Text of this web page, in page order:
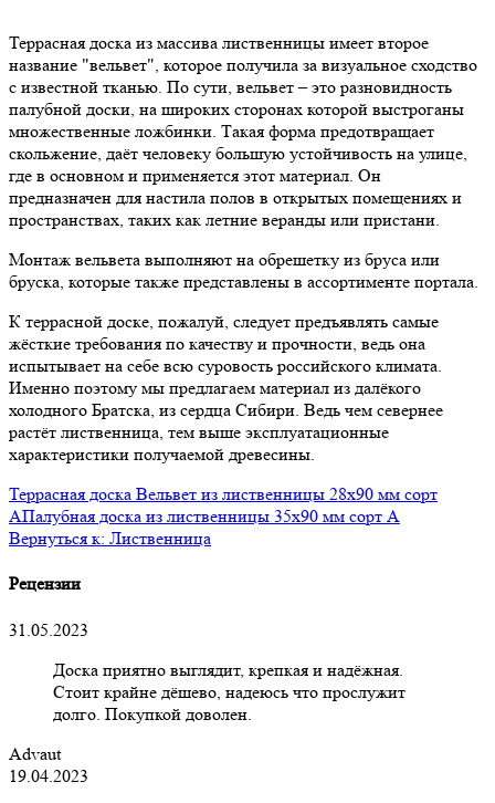
Террасная доска из массива лиственницы имеет второе
название "вельвет", которое получила за визуальное сходство
с известной тканью. По сути, вельвет – это разновидность
палубной доски, на широких сторонах которой выстроганы
множественные ложбинки. Такая форма предотвращает
скольжение, даёт человеку большую устойчивость на улице,
где в основном и применяется этот материал. Он
предназначен для настила полов в открытых помещениях и
пространствах, таких как летние веранды или пристани.
Монтаж вельвета выполняют на обрешетку из бруса или
бруска, которые также представлены в ассортименте портала.
К террасной доске, пожалуй, следует предъявлять самые
жёсткие требования по качеству и прочности, ведь она
испытывает на себе всю суровость российского климата.
Именно поэтому мы предлагаем материал из далёкого
холодного Братска, из сердца Сибири. Ведь чем севернее
растёт лиственница, тем выше эксплуатационные
характеристики получаемой древесины.
Террасная доска Вельвет из лиственницы 28x90 мм сорт
AПалубная доска из лиственницы 35x90 мм сорт A
Вернуться к: Лиственница
Рецензии
31.05.2023
Доска приятно выглядит, крепкая и надёжная.
Стоит крайне дёшево, надеюсь что прослужит
долго. Покупкой доволен.
Advaut
19.04.2023